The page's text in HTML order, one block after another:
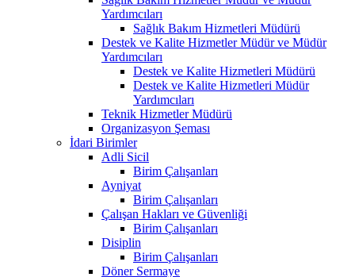
Yardımcıları
Sağlık Bakım Hizmetleri Müdürü
Destek ve Kalite Hizmetler Müdür ve Müdür
Yardımcıları
Destek ve Kalite Hizmetleri Müdürü
Destek ve Kalite Hizmetleri Müdür
Yardımcıları
Teknik Hizmetler Müdürü
Organizasyon Şeması
İdari Birimler
Adli Sicil
Birim Çalışanları
Ayniyat
Birim Çalışanları
Çalışan Hakları ve Güvenliği
Birim Çalışanları
Disiplin
Birim Çalışanları
Döner Sermaye